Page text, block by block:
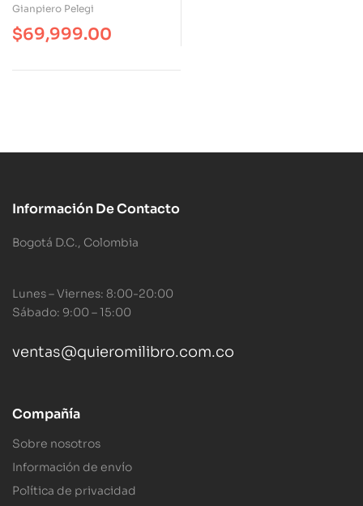
Gianpiero Pelegi
$69,999.00
Información De Contacto
Bogotá D.C., Colombia
Lunes – Viernes: 8:00-20:00
Sábado: 9:00 – 15:00
ventas@quieromilibro.com.co
Compañía
Sobre nosotros
Información de envío
Política de privacidad